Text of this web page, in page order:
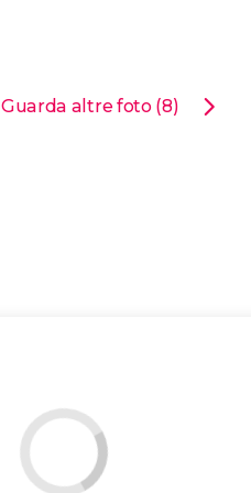
Guarda altre foto (8)